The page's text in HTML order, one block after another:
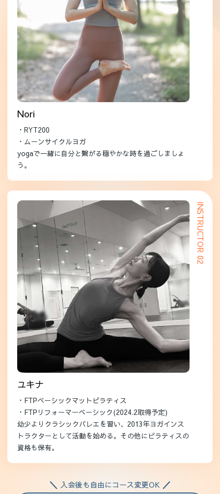
Nori
・RYT200
・ムーンサイクルヨガ
yogaで一緒に自分と繋がる穏やかな時を過ごしましょ
う。
INSTRUCTOR 02
ユキナ
・FTPベーシックマットピラティス
・FTPリフォーマーベーシック(2024.2取得予定)
幼少よりクラシックバレエを習い、2013年ヨガインス
トラクターとして活動を始める。その他にピラティスの
資格も保有。
入会後も自由にコース変更OK